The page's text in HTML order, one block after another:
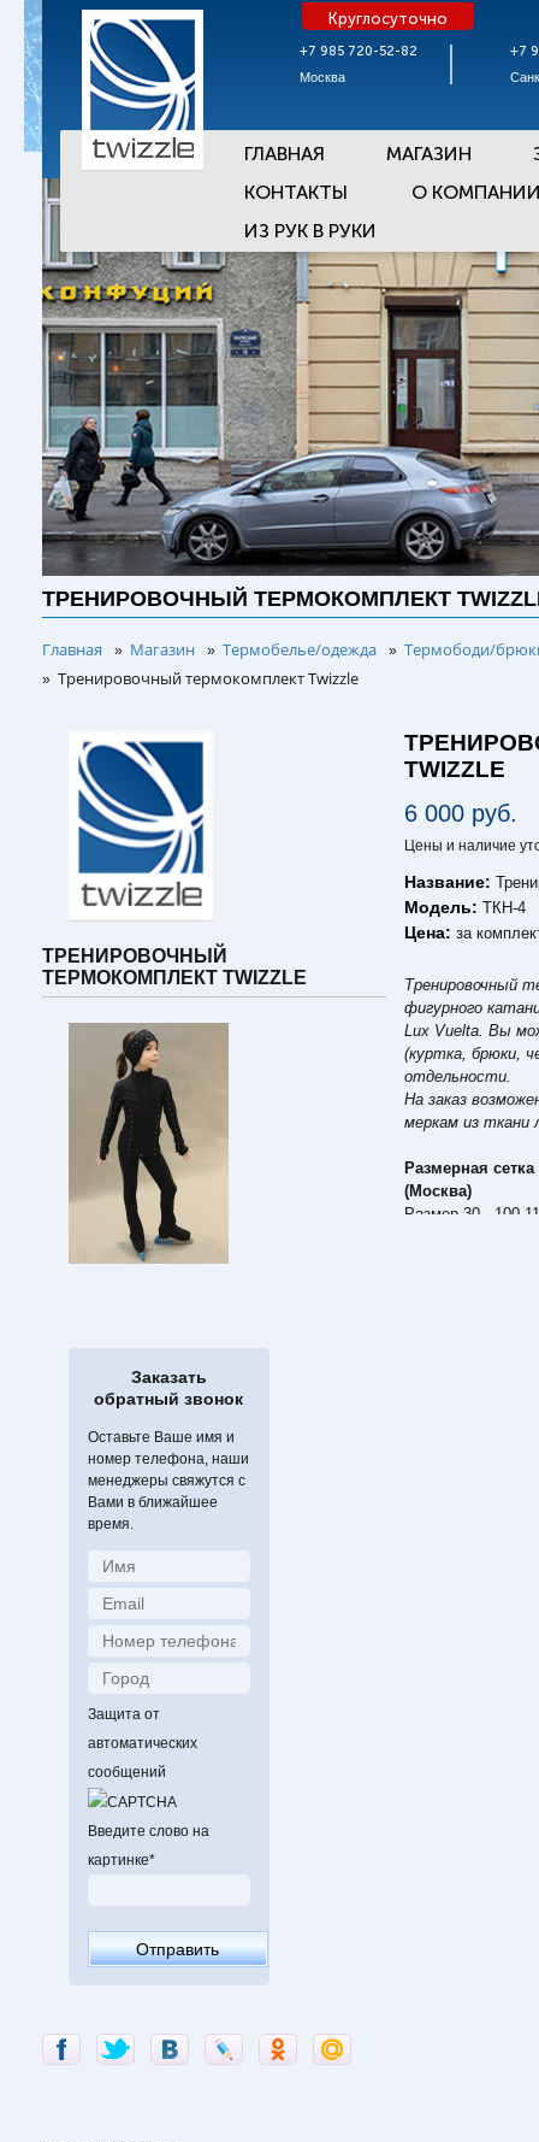
+7 985 720-52-82
Москва
Круглосуточно
+7
ГЛАВНАЯ МАГАЗИН
КОНТАКТЫ
О
ИЗ РУК В РУКИ
ТРЕНИРОВОЧНЫЙ ТЕРМОКОМПЛЕКТ
Главная » Магазин » Термобелье/одежда » Термободи/
» Тренировочный термокомплект Twizzle
ТРЕНИРОВОЧНЫЙ
ТЕРМОКОМПЛЕКТ TWIZZLE
Заказать
обратный звонок
Оставьте Ваше имя и
номер телефона, наши
менеджеры свяжутся с
Вами в ближайшее
время.
Защита от
автоматических
сообщений
Введите слово на
картинке*
TWIZZLE
6 000 руб.
Цены и наличие
Название:
Модель:ТКН-4
Цена:за
Тренировочный
фигурного
Lux Vuelta. Вы
(куртка, брюки,
отдельности.
На заказ
меркам из ткани
Размерная
(Москва)
Размер 30 - 100-